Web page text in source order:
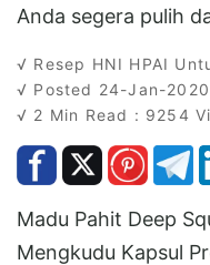
Anda segera pulih
√ Resep HNI HPAI
√ Posted 24-Jan-
√ 2 Min Read : 9254
Madu Pahit Deep
Mengkudu Kapsul